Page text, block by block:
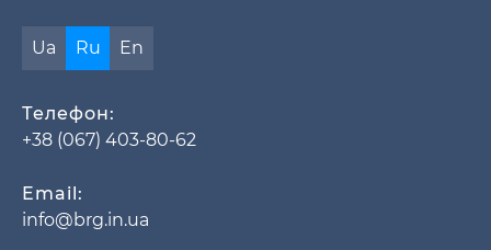
Ua Ru En
Телефон:
+38 (067) 403-80-62
Email:
info@brg.in.ua